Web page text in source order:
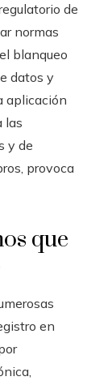
de
normas
blanqueo
datos y
aplicación
las
y de
provoca
que
en